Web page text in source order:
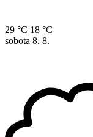
29 °C 18 °C
sobota 8. 8.